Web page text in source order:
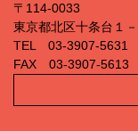
〒114‐0033
東京都北区十条台１
TEL 03‐3907‐5631
FAX 03‐3907‐5613